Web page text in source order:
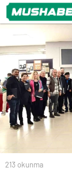
213 okunma
Merkezi Açıldı